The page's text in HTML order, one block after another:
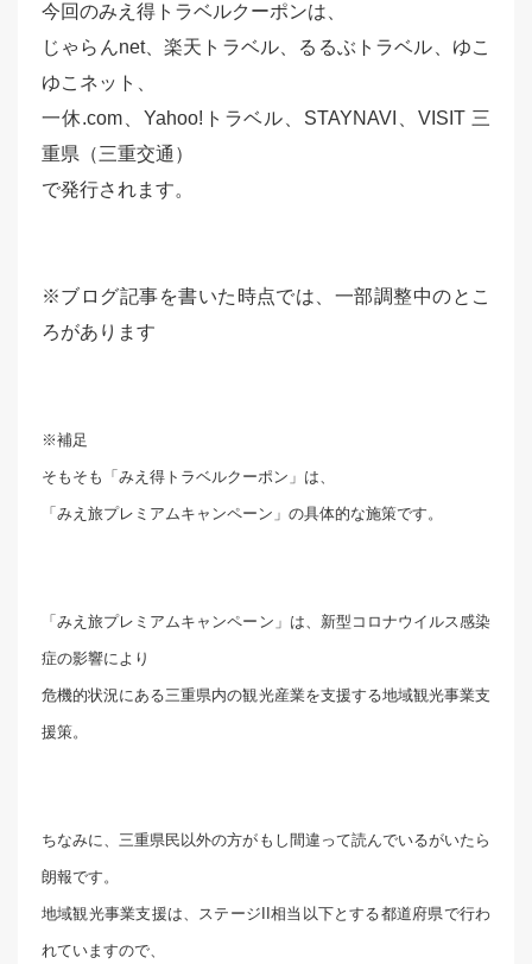
今回のみえ得トラベルクーポンは、
じゃらんnet、楽天トラベル、るるぶトラベル、ゆこ
ゆこネット、
一休.com、Yahoo!トラベル、STAYNAVI、VISIT 三
重県（三重交通）
で発行されます。
※ブログ記事を書いた時点では、一部調整中のとこ
ろがあります
※補足
そもそも「みえ得トラベルクーポン」は、
「みえ旅プレミアムキャンペーン」の具体的な施策です。
「みえ旅プレミアムキャンペーン」は、新型コロナウイルス感染
症の影響により
危機的状況にある三重県内の観光産業を支援する地域観光事業支
援策。
ちなみに、三重県民以外の方がもし間違って読んでいるがいたら
朗報です。
地域観光事業支援は、ステージII相当以下とする都道府県で行わ
れていますので、